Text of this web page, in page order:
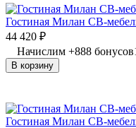
Гостиная Милан СВ-
44 420 ₽
Начислим +888 бонусов
В корзину
Гостиная Милан СВ-